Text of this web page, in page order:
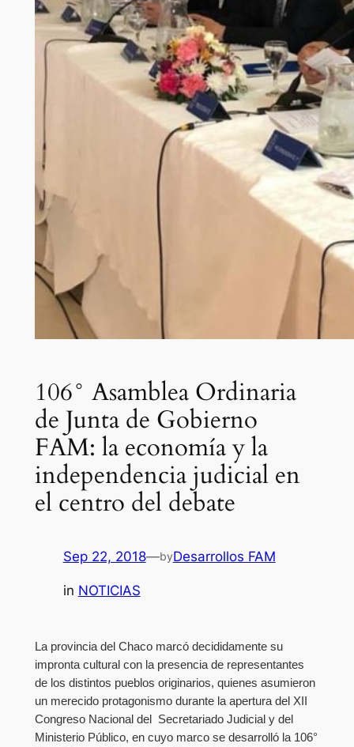
106° Asamblea Ordinaria
de Junta de Gobierno
FAM: la economía y la
independencia judicial en
el centro del debate
Sep 22, 2018—byDesarrollos FAM
in NOTICIAS
La provincia del Chaco marcó decididamente su
impronta cultural con la presencia de representantes
de los distintos pueblos originarios, quienes asumieron
un merecido protagonismo durante la apertura del XII
Congreso Nacional del Secretariado Judicial y del
Ministerio Público, en cuyo marco se desarrolló la 106°